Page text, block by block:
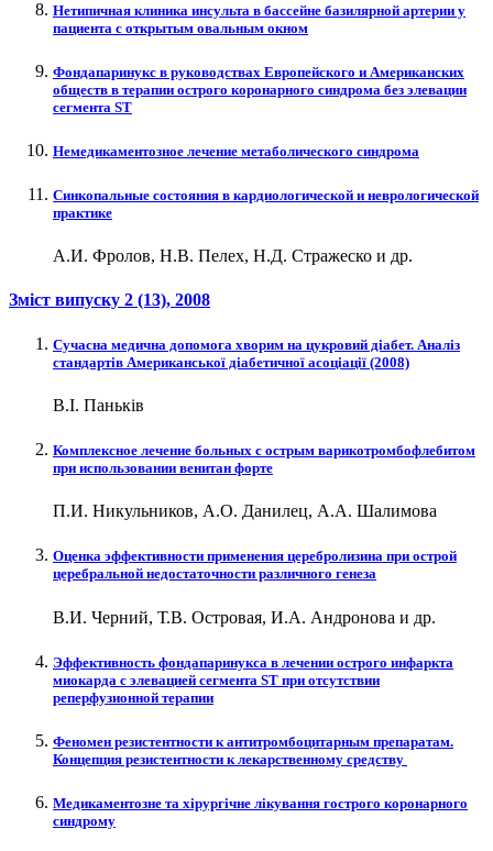
Нетипичная клиника инсульта в бассейне базилярной артерии у
пациента с открытым овальным окном
Фондапаринукс в руководствах Европейского и Американских
обществ в терапии острого коронарного синдрома без элевации
сегмента ST
Немедикаментозное лечение метаболического синдрома
Синкопальные состояния в кардиологической и неврологической
практике
А.И. Фролов, Н.В. Пелех, Н.Д. Стражеско и др.
Зміст випуску 2 (13), 2008
Сучасна медична допомога хворим на цукровий діабет. Аналіз
cтандартів Американської діабетичної асоціації (2008)
В.І. Паньків
Комплексное лечение больных с острым варикотромбофлебитом
при использовании венитан форте
П.И. Никульников, А.О. Данилец, А.А. Шалимова
Оценка эффективности применения церебролизина при острой
церебральной недостаточности различного генеза
В.И. Черний, Т.В. Островая, И.А. Андронова и др.
Эффективность фондапаринукса в лечении острого инфаркта
миокарда с элевацией сегмента ST при отсутствии
реперфузионной терапии
Феномен резистентности к антитромбоцитарным препаратам.
Концепция резистентности к лекарственному средству
Медикаментозне та хірургічне лікування гострого коронарного
синдрому